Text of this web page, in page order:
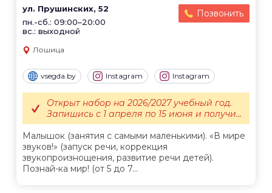
ул. Прушинских, 52
пн.-сб.: 09:00–20:00
вс.: выходной
Позвонить
Лошица
vsegda.by Instagram Instagram
Малышок (занятия с самыми маленькими). «В мире
звуков!» (запуск речи, коррекция
звукопроизнощения, развитие речи детей).
Познай-ка мир! (от 5 до 7...
Открыт набор на 2026/2027 учебный год.
Запишись с 1 апреля по 15 июня и получи...